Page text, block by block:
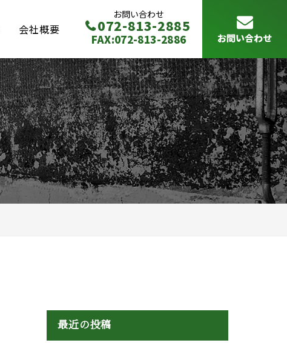
会社概要
お問い合わせ
072-813-2885
FAX:072-813-2886 お問い合わせ
最近の投稿